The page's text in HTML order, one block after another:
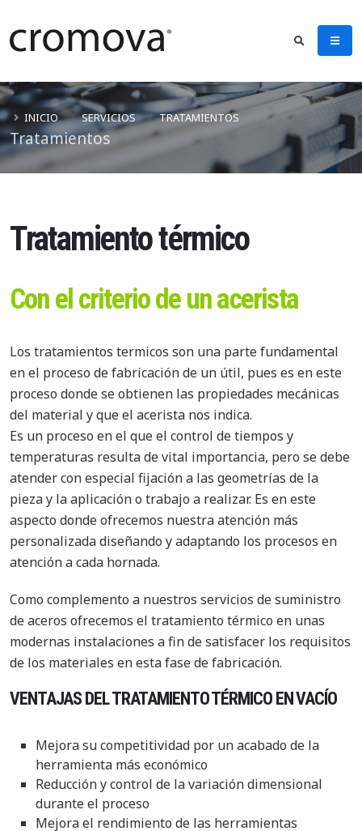
Tratamientos
INICIO SERVICIOS TRATAMIENTOS
Tratamiento térmico
Con el criterio de un acerista
Los tratamientos termicos son una parte fundamental
en el proceso de fabricación de un útil, pues es en este
proceso donde se obtienen las propiedades mecánicas
del material y que el acerista nos indica.
Es un proceso en el que el control de tiempos y
temperaturas resulta de vital importancia, pero se debe
atender con especial fijación a las geometrías de la
pieza y la aplicación o trabajo a realizar. Es en este
aspecto donde ofrecemos nuestra atención más
personalizada diseñando y adaptando los procesos en
atención a cada hornada.
Como complemento a nuestros servicios de suministro
de aceros ofrecemos el tratamiento térmico en unas
modernas instalaciones a fin de satisfacer los requisitos
de los materiales en esta fase de fabricación.
VENTAJAS DEL TRATAMIENTO TÉRMICO EN VACÍO
Mejora su competitividad por un acabado de la
herramienta más económico
Reducción y control de la variación dimensional
durante el proceso
Mejora el rendimiento de las herramientas